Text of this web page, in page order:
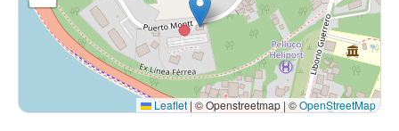
Leaflet | © Openstreetmap | ©OpenStreetMap